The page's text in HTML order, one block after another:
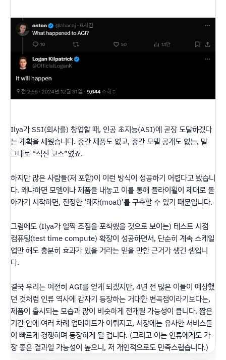
Ilya가 SSI(회사를) 창업할 때, 인공 초지능(ASI)에 곧장 도달하겠다
는 계획을 세웠습니다. 중간 제품도 없고, 중간 모델 공개도 없는, 말
그대로 “직진 코스”였죠.
하지만 많은 사람들(저 포함)이 이런 방식이 성공하기 어렵다고 봤습니
다. 왜냐하면 모델이나 제품을 내놓고 이를 통해 플라이휠이 제대로 돌
아가기 시작하면, 진정한 ‘해자(moat)’를 구축할 수 있기 때문입니다.
그럼에도 (Ilya가 일찍 조짐을 포착했을 것으로 보이는) 테스트 시점
컴퓨팅(test time compute) 확장이 성공하면서, 단순히 계속 스케일
업만 해도 충분히 효과가 있을 거라는 믿을 만한 근거가 생긴 셈입니
다.
결국 우리는 여전히 AGI를 얻게 되겠지만, 4년 전 많은 이들이 예상했
던 것처럼 인류 역사에 갑자기 등장하는 거대한 변곡점이라기보다는,
제품이 출시되는 모습과 많이 비슷하게 전개될 가능성이 큽니다. 짧은
기간 안에 여러 차례 업데이트가 이뤄지고, 시장에는 유사한 서비스들
이 빠르게 경쟁하며 등장하게 될 겁니다. (그리고 이는 인류에게도 가
장 좋은 결과일 가능성이 높으니, 저 개인적으로도 만족스럽습니다.)